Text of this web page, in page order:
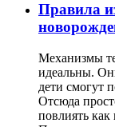
Правила
Механизмы
идеальны.
дети смогут
Отсюда
повлиять